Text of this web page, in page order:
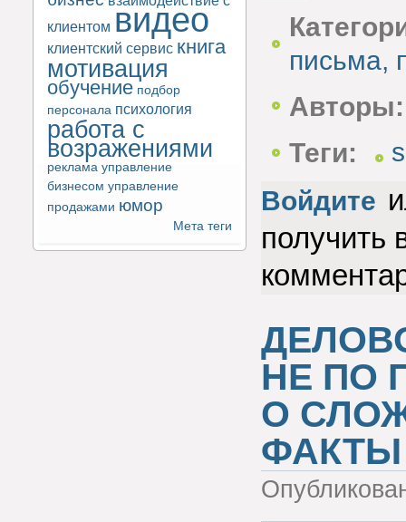
клиентом видео
клиентский сервис книга
мотивация
обучение подбор
персонала психология
работа с
возражениями
реклама управление
бизнесом управление
продажами юмор
Мета теги
письма,
Авторы:
Теги:
Войдите
получить
НЕ ПО
О
ФАКТЫ